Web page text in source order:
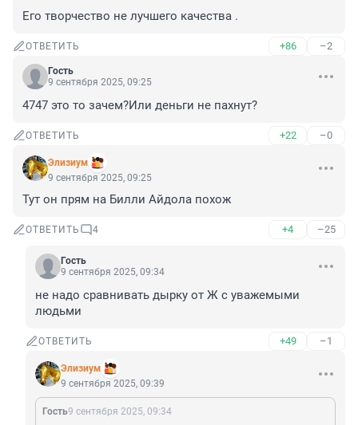
Его творчество не лучшего качества .
ОТВЕТИТЬ +86 –2
Гость
9 сентября 2025, 09:25
4747 это то зачем?Или деньги не пахнут?
ОТВЕТИТЬ +22 –0
Элизиум
9 сентября 2025, 09:25
Тут он прям на Билли Айдола похож
ОТВЕТИТЬ 4 +4 –25
Гость
9 сентября 2025, 09:34
не надо сравнивать дырку от Ж с уважемыми
людьми
ОТВЕТИТЬ +49 –1
Элизиум
9 сентября 2025, 09:39
Гость9 сентября 2025, 09:34